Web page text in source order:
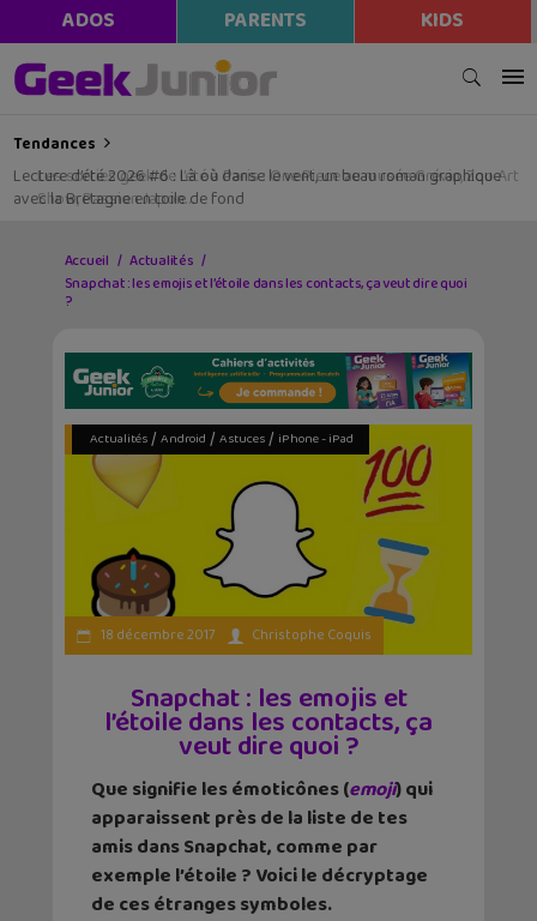
ADOS PARENTS KIDS
Tendances
Lecture d’été 2026 #6 : Là où danse le vent, un beau roman graphique
avec la Bretagne en toile de fond
Accueil
Actualités
Snapchat : les emojis et l’étoile dans les contacts, ça veut dire quoi
?
Actualités/ Android / Astuces/ iPhone - iPad
18 décembre 2017 Christophe Coquis
Snapchat : les emojis et
l’étoile dans les contacts, ça
veut dire quoi ?
Que signifie les émoticônes (emoji) qui
apparaissent près de la liste de tes
amis dans Snapchat, comme par
exemple l’étoile ? Voici le décryptage
de ces étranges symboles.
modal-check